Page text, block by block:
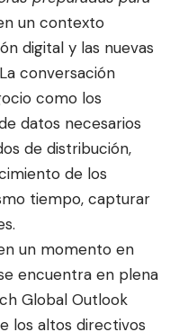
un contexto
digital y las nuevas
conversación
como los
datos necesarios
de distribución,
de los
tiempo, capturar
un momento en
encuentra en plena
Global Outlook
los altos directivos